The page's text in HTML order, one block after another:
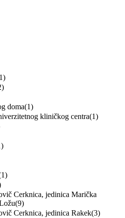
doma(1)
kliničkog centra(1)
Cerknica, jedinica Marička
(9)
Cerknica, jedinica Rakek(3)